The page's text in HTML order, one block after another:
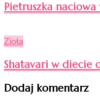
Pietruszka
Zioła
Shatavari w diecie
Dodaj komentarz